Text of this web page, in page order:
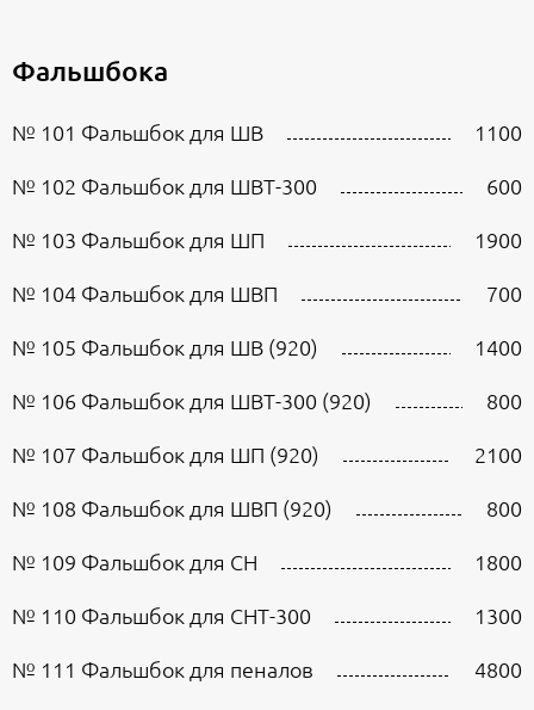
Фальшбока
№ 101 Фальшбок для ШВ
1100
№ 102 Фальшбок для ШВТ-300
600
№ 103 Фальшбок для ШП
1900
№ 104 Фальшбок для ШВП
700
№ 105 Фальшбок для ШВ (920)
1400
№ 106 Фальшбок для ШВТ-300 (920)
800
№ 107 Фальшбок для ШП (920)
2100
№ 108 Фальшбок для ШВП (920)
800
№ 109 Фальшбок для СН
1800
№ 110 Фальшбок для СНТ-300
1300
№ 111 Фальшбок для пеналов
4800